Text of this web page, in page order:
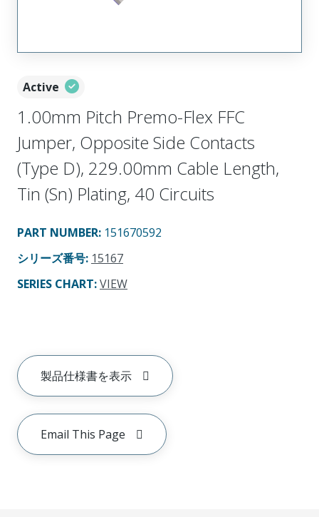
Active
1.00mm Pitch Premo-Flex FFC
Jumper, Opposite Side Contacts
(Type D), 229.00mm Cable Length,
Tin (Sn) Plating, 40 Circuits
PART NUMBER: 151670592
シリーズ番号: 15167
SERIES CHART:VIEW
製品仕様書を表示
Email This Page